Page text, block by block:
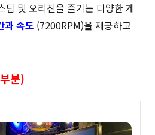
팀 및 오리진을 즐기는 다양한 게
과 속도 (7200RPM)을 제공하고
분)